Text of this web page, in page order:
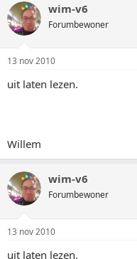
wim-v6
Forumbewoner
13 nov 2010
uit laten lezen.
Willem
wim-v6
Forumbewoner
13 nov 2010
uit laten lezen.